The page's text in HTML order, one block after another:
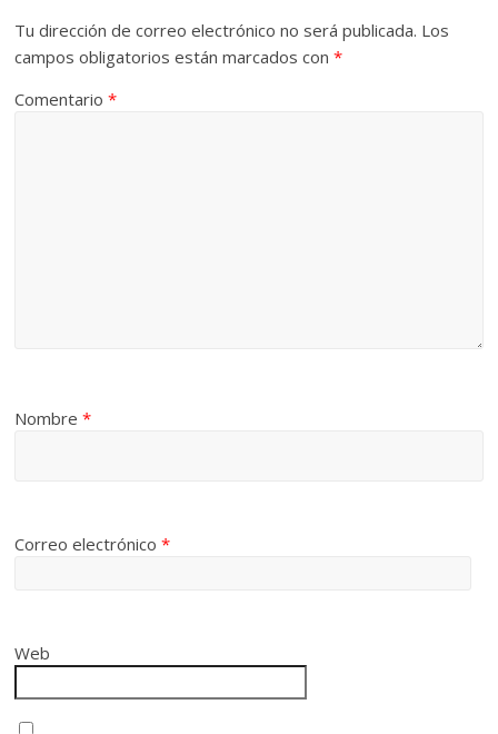
Tu dirección de correo electrónico no será publicada. Los
campos obligatorios están marcados con*
Comentario*
Nombre*
Correo electrónico*
Web